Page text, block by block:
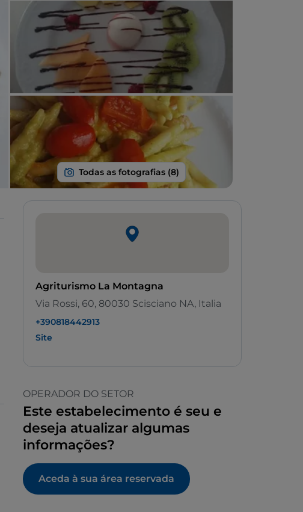
Agriturismo La Montagna
Via Rossi, 60, 80030 Scisciano NA, Italia
+390818442913
Site
OPERADOR DO SETOR
Este estabelecimento é seu e
deseja atualizar algumas
informações?
Aceda à sua área reservada